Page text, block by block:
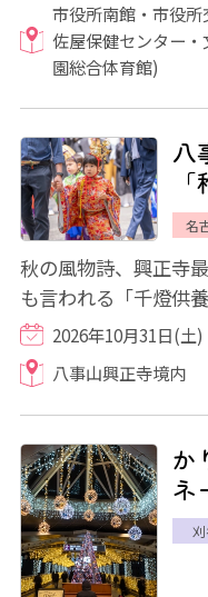
市役所南館・市役所
佐屋保健センター
園総合体育館)
八
名
秋の風物詩、興正寺
も言われる「千燈供
古式ゆかしい華やか
2026年10月31日(
八事山興正寺境内
か
ネ